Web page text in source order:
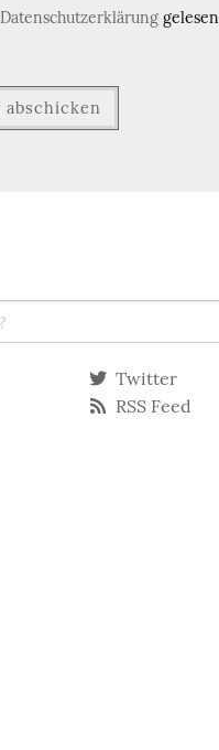
Datenschutzerklärung
Twitter
RSS Feed